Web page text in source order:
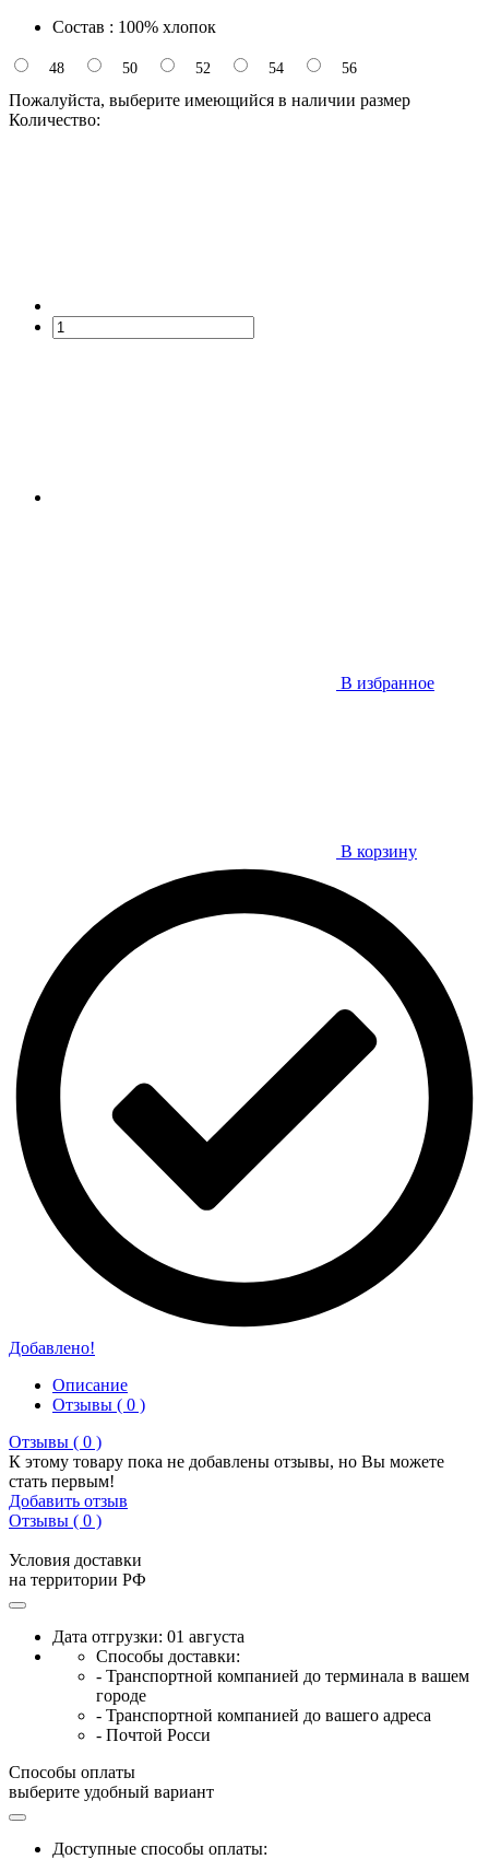
Состав : 100% хлопок
48 50 52 54 56
Пожалуйста, выберите имеющийся в наличии размер
Количество:
В избранное
В корзину
Добавлено!
Описание
Отзывы ( 0 )
Отзывы ( 0 )
К этому товару пока не добавлены отзывы, но Вы можете
стать первым!
Добавить отзыв
Отзывы ( 0 )
Условия доставки
на территории РФ
Дата отгрузки: 01 августа
Способы доставки:
- Транспортной компанией до терминала в вашем
городе
- Транспортной компанией до вашего адреса
- Почтой Росси
Способы оплаты
выберите удобный вариант
Доступные способы оплаты: